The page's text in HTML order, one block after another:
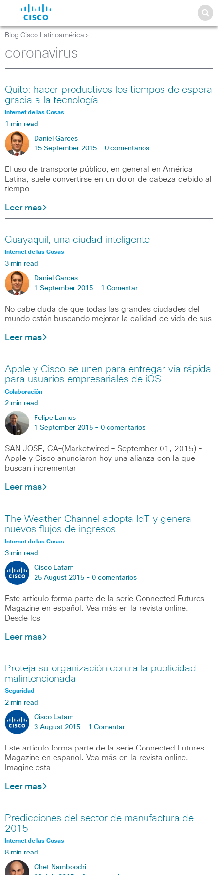
Blog Cisco Latinoamérica >
coronavirus
Quito: hacer productivos los tiempos de espera
gracia a la tecnología
Internet de las Cosas
1 min read
Daniel Garces
15 September 2015 - 0 comentarios
El uso de transporte público, en general en América
Latina, suele convertirse en un dolor de cabeza debido al
tiempo
Leer mas
Guayaquil, una ciudad inteligente
Internet de las Cosas
3 min read
Daniel Garces
1 September 2015 - 1 Comentar
No cabe duda de que todas las grandes ciudades del
mundo están buscando mejorar la calidad de vida de sus
Leer mas
Apple y Cisco se unen para entregar vía rápida
para usuarios empresariales de iOS
Colaboración
2 min read
Felipe Lamus
1 September 2015 - 0 comentarios
SAN JOSE, CA–(Marketwired – September 01, 2015) –
Apple y Cisco anunciaron hoy una alianza con la que
buscan incrementar
Leer mas
The Weather Channel adopta IdT y genera
nuevos flujos de ingresos
Internet de las Cosas
3 min read
Cisco Latam
25 August 2015 - 0 comentarios
Este artículo forma parte de la serie Connected Futures
Magazine en español. Vea más en la revista online.
Desde los
Leer mas
Proteja su organización contra la publicidad
malintencionada
Seguridad
2 min read
Cisco Latam
3 August 2015 - 1 Comentar
Este artículo forma parte de la serie Connected Futures
Magazine en español. Vea más en la revista online.
Imagine esta
Leer mas
Predicciones del sector de manufactura de
2015
Internet de las Cosas
8 min read
Chet Namboodri